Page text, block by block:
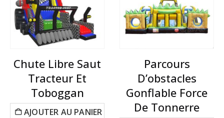
Chute Libre Saut
Tracteur Et
Toboggan
AJOUTER AU PANIER
Parcours
D’obstacles
Gonflable Force
De Tonnerre